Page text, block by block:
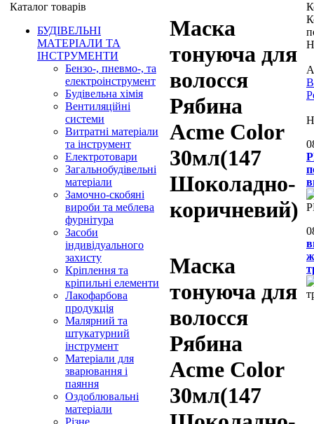
Каталог товарів
БУДІВЕЛЬНІ
МАТЕРІАЛИ ТА
ІНСТРУМЕНТИ
Бензо-, пневмо-, та
електроінструмент
Будівельна хімія
Вентиляційні
системи
Витратні матеріали
та інструмент
Електротовари
Загальнобудівельні
матеріали
Замочно-скобяні
вироби та меблева
фурнітура
Засоби
індивідуального
захисту
Кріплення та
кріпильні елементи
Лакофарбова
продукція
Малярний та
штукатурний
інструмент
Матеріали для
зварювання і
паяння
Оздоблювальні
матеріали
Різне
Маска
тонуюча для
волосся
Рябина
Acme Color
30мл(147
Шоколадно-
коричневий)
Маска
тонуюча для
волосся
Рябина
Acme Color
30мл(147